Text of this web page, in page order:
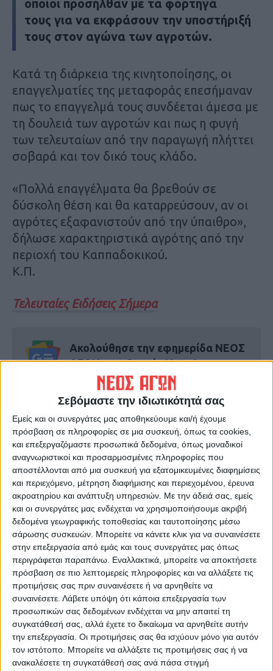
Σεβόμαστε την ιδιωτικότητά σας
Εμείς και οι συνεργάτες μας αποθηκεύουμε και/ή έχουμε
πρόσβαση σε πληροφορίες σε μια συσκευή, όπως τα cookies,
και επεξεργαζόμαστε προσωπικά δεδομένα, όπως μοναδικοί
αναγνωριστικοί και προσαρμοσμένες πληροφορίες που
αποστέλλονται από μια συσκευή για εξατομικευμένες διαφημίσεις
και περιεχόμενο, μέτρηση διαφήμισης και περιεχομένου, έρευνα
ακροατηρίου και ανάπτυξη υπηρεσιών. Με την άδειά σας, εμείς
και οι συνεργάτες μας ενδέχεται να χρησιμοποιήσουμε ακριβή
δεδομένα γεωγραφικής τοποθεσίας και ταυτοποίησης μέσω
σάρωσης συσκευών. Μπορείτε να κάνετε κλικ για να συναινέσετε
στην επεξεργασία από εμάς και τους συνεργάτες μας όπως
περιγράφεται παραπάνω. Εναλλακτικά, μπορείτε να αποκτήσετε
πρόσβαση σε πιο λεπτομερείς πληροφορίες και να αλλάξετε τις
προτιμήσεις σας πριν συναινέσετε ή να αρνηθείτε να
συναινέσετε. Λάβετε υπόψη ότι κάποια επεξεργασία των
προσωπικών σας δεδομένων ενδέχεται να μην απαιτεί τη
συγκατάθεσή σας, αλλά έχετε το δικαίωμα να αρνηθείτε αυτήν
την επεξεργασία. Οι προτιμήσεις σας θα ισχύουν μόνο για αυτόν
τον ιστότοπο. Μπορείτε να αλλάξετε τις προτιμήσεις σας ή να
ανακαλέσετε τη συγκατάθεσή σας ανά πάσα στιγμή
οποίοι προσήλθαν με τα φορτηγά
τους για να εκφράσουν την υποστήριξή
τους στον αγώνα των αγροτών.
Κατά τη διάρκεια της κινητοποίησης, οι
επαγγελματίες της μεταφοράς επεσήμαναν
πως το επαγγελμά τους συνδέεται άμεσα με
τη δουλειά των αγροτών και πως η φυγή
των τελευταίων από την παραγωγή πλήττει
σοβαρά και τον δικό τους κλάδο.
«Πολλά επαγγέλματα θα βρεθούν σε
δύσκολη θέση και θα καταρρεύσουν, αν οι
αγρότες εξαφανιστούν από την ύπαιθρο»,
δήλωσε χαρακτηριστικά αγρότης από την
περιοχή του Καππαδοκικού.
Κ.Π.
Τελευταίες Ειδήσεις Σήμερα
Ακολούθησε την εφημερίδα ΝΕΟΣ
ΑΓΩΝ στο Google News!
Όλες οι εξελίξεις στην περιοχή της
Καρδίτσας και ευρύτερα της Θεσσαλίας
ΠΡΟΗΓΟΥΜΕΝΟ ΑΡΘΡΟ
Δείχνει το κράτος
αντανακλαστικά απέναντι
στη μεγάλη σεισμική
δραστηριότητα που
καταγράφεται τελευταία;
ΕΠΟΜΕΝΟ ΑΡΘΡΟ
Ο Σιδηροδρομικός σταθμός
της Μαγούλας
ΝΕΟΣ ΑΓΩΝ
https://neosagon.gr
Η Αρχαιότερη Καθημερινή Πρωινή Εφημερίδα της Καρδίτσας